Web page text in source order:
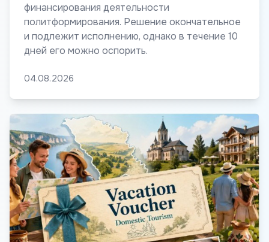
финансирования деятельности
политформирования. Решение окончательное
и подлежит исполнению, однако в течение 10
дней его можно оспорить.
04.08.2026